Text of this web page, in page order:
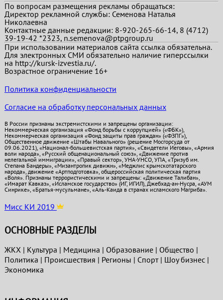
По вопросам размещения рекламы обращаться:
Директор рекламной службы: Семенова Наталья
Николаевна
Контактные данные редакции: 8-920-265-66-14, 8 (4712)
39-19-42 *2323, n.semenova@ptpgroup.ru
При использовании материалов сайта ссылка обязательна.
Для электронных СМИ обязательно наличие гиперссылки
на http://kursk-izvestia.ru/.
Возрастное ограничение 16+
Политика конфиденциальности
Согласие на обработку персональных данных
В России признаны экстремистскими и запрещены организации:
Некоммерческая организация «Фонд борьбы с коррупцией» («ФБК»),
Некоммерческая организация «Фонд защиты прав граждан» («ФЗПГ»),
Общественное движение «Штабы Навального» (решение Мосгорсуда от
09.06.2021), «Национал-большевистская партия», «Свидетели Иеговы», «Армия
воли народа», «Русский общенациональный союз», «Движение против
нелегальной иммиграции», «Правый сектор», УНА-УНСО, УПА, «Тризуб им.
Степана Бандеры», «Мизантропик дивижн», «Меджлис крымскотатарского
народа», движение «Артподготовка», общероссийская политическая партия
«Воля». Признаны террористическими и запрещены: «Движение Талибан»,
«Имарат Кавказ», «Исламское государство» (ИГ, ИГИЛ), Джебхад-ан-Нусра, «АУМ
Синрике», «Братья-мусульмане», «Аль-Каида в странах исламского Магриба».
Мисс КИ 2019
ОСНОВНЫЕ РАЗДЕЛЫ
ЖКХ | Культура | Медицина | Образование| Общество |
Политика | Проиcшествия | Регионы | Спорт| Шоу бизнес|
Экономика